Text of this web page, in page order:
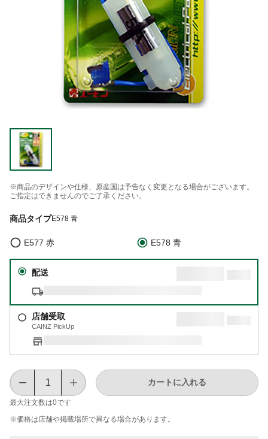
※商品のデザインや仕様、原産国は予告なく変更となる場合がございます。
ご指定はできませんのでご了承ください。
商品タイプE578 青
E577 赤 E578 青
配送
店舗受取
CAINZ PickUp
最大注文数は0です
カートに入れる
※価格は​店舗や​掲載場所で​異なる​場合が​あります。